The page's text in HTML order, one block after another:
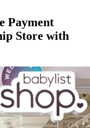
Payment
Store with